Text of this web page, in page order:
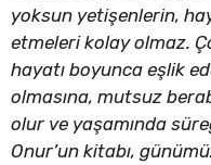
yoksun yetişenlerin,
etmeleri kolay olmaz.
hayatı boyunca eşlik
olmasına, mutsuz
olur ve yaşamında
Onur’un kitabı,